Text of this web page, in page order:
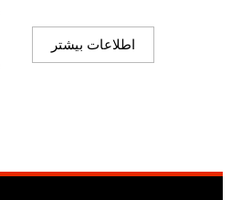
اطلاعات بیشتر